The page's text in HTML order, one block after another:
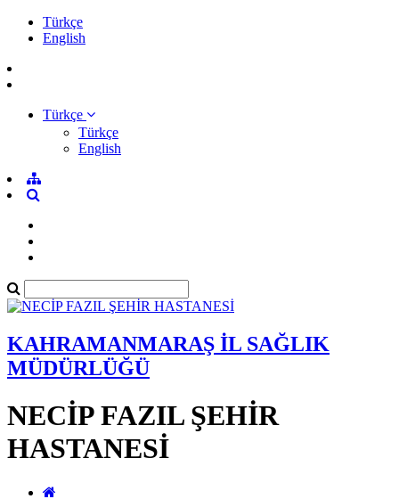
Türkçe
English
Türkçe
Türkçe
English
KAHRAMANMARAŞ İL SAĞLIK
MÜDÜRLÜĞÜ
NECİP FAZIL ŞEHİR
HASTANESİ